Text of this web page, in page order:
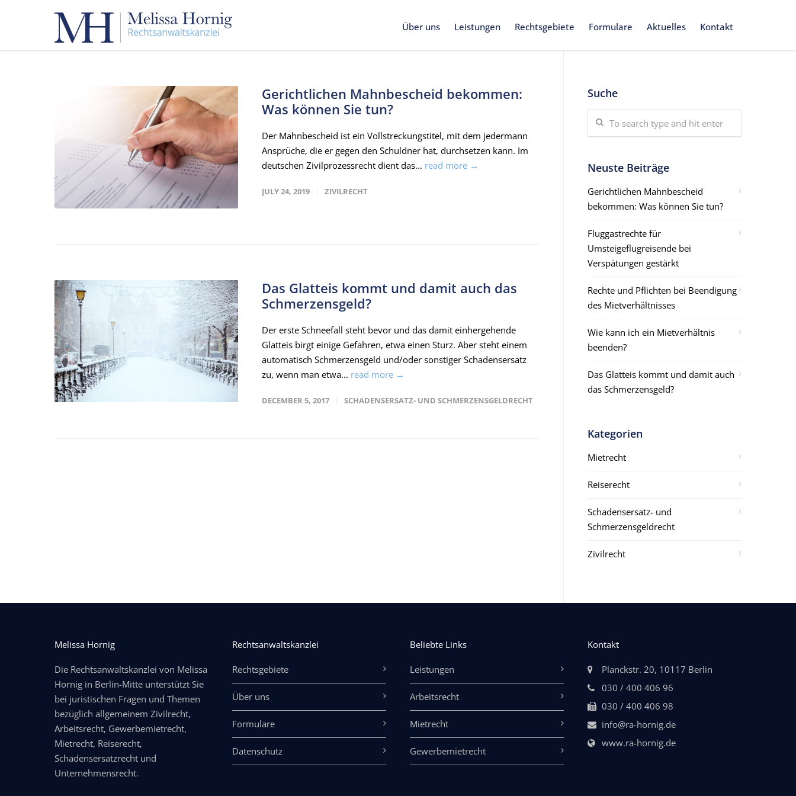
Über uns Leistungen Rechtsgebiete Formulare Aktuelles Kontakt
Gerichtlichen Mahnbescheid bekommen:
Was können Sie tun?
Der Mahnbescheid ist ein Vollstreckungstitel, mit dem jedermann
Ansprüche, die er gegen den Schuldner hat, durchsetzen kann. Im
deutschen Zivilprozessrecht dient das... read more →
JULY 24, 2019 ZIVILRECHT
Das Glatteis kommt und damit auch das
Schmerzensgeld?
Der erste Schneefall steht bevor und das damit einhergehende
Glatteis birgt einige Gefahren, etwa einen Sturz. Aber steht einem
automatisch Schmerzensgeld und/oder sonstiger Schadensersatz
zu, wenn man etwa... read more →
DECEMBER 5, 2017 SCHADENSERSATZ- UND SCHMERZENSGELDRECHT
Suche
Neuste Beiträge
Gerichtlichen Mahnbescheid
bekommen: Was können Sie tun?
Fluggastrechte für
Umsteigeflugreisende bei
Verspätungen gestärkt
Rechte und Pflichten bei Beendigung
des Mietverhältnisses
Wie kann ich ein Mietverhältnis
beenden?
Das Glatteis kommt und damit auch
das Schmerzensgeld?
Kategorien
Mietrecht
Reiserecht
Schadensersatz- und
Schmerzensgeldrecht
Zivilrecht
Melissa Hornig
Die Rechtsanwaltskanzlei von Melissa
Hornig in Berlin-Mitte unterstützt Sie
bei juristischen Fragen und Themen
bezüglich allgemeinem Zivilrecht,
Arbeitsrecht, Gewerbemietrecht,
Mietrecht, Reiserecht,
Schadensersatzrecht und
Unternehmensrecht.
Rechtsanwaltskanzlei
Rechtsgebiete
Über uns
Formulare
Datenschutz
Beliebte Links
Leistungen
Arbeitsrecht
Mietrecht
Gewerbemietrecht
Kontakt
Planckstr. 20, 10117 Berlin
030 / 400 406 96
030 / 400 406 98
info@ra-hornig.de
www.ra-hornig.de